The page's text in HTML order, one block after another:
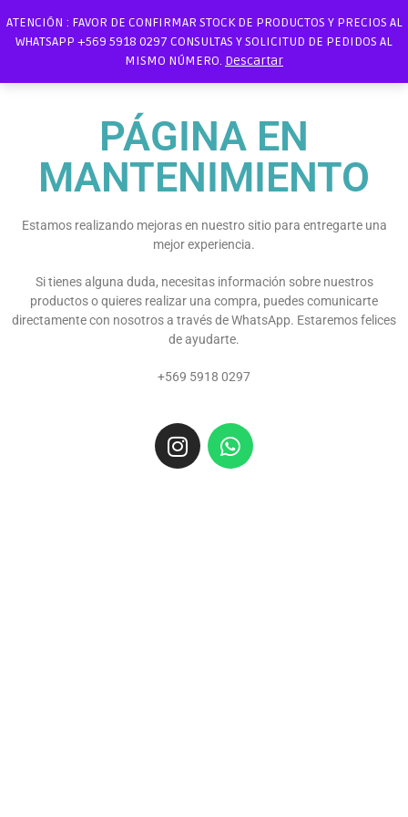
ATENCIÓN : FAVOR DE CONFIRMAR STOCK DE PRODUCTOS Y PRECIOS AL
WHATSAPP +569 5918 0297 CONSULTAS Y SOLICITUD DE PEDIDOS AL
MISMO NÚMERO. Descartar
PÁGINA EN
MANTENIMIENTO
Estamos realizando mejoras en nuestro sitio para entregarte una
mejor experiencia.
Si tienes alguna duda, necesitas información sobre nuestros
productos o quieres realizar una compra, puedes comunicarte
directamente con nosotros a través de WhatsApp. Estaremos felices
de ayudarte.
+569 5918 0297